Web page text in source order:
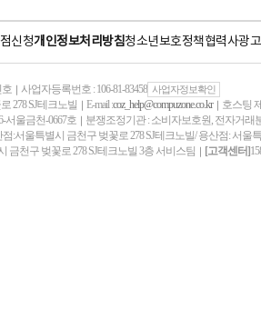
신청개인정보처리방침청소년보호정책협력사광
호 ｜ 사업자등록번호 : 106-81-83458 사업자정보확인
278 SJ테크노빌 ｜ E-mail :coz_help@compuzone.co.kr｜ 호스팅
서울금천-0667호 ｜ 분쟁조정기관 : 소비자보호원, 전자거래
점:서울특별시 금천구 벚꽃로 278 SJ테크노빌/ 용산점: 서울
금천구 벚꽃로 278 SJ테크노빌 3층 서비스팀 ｜ [고객센터]